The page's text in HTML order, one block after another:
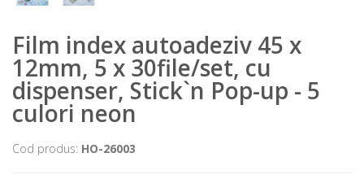
Film index autoadeziv 45 x
12mm, 5 x 30file/set, cu
dispenser, Stick`n Pop-up - 5
culori neon
Cod produs: HO-26003